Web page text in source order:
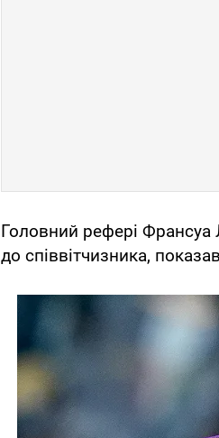
Головний рефері Франсуа
до співвітчизника,